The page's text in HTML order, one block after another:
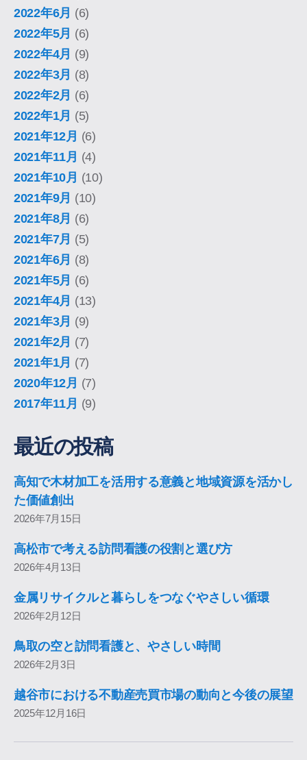
2022年6月 (6)
2022年5月 (6)
2022年4月 (9)
2022年3月 (8)
2022年2月 (6)
2022年1月 (5)
2021年12月 (6)
2021年11月 (4)
2021年10月 (10)
2021年9月 (10)
2021年8月 (6)
2021年7月 (5)
2021年6月 (8)
2021年5月 (6)
2021年4月 (13)
2021年3月 (9)
2021年2月 (7)
2021年1月 (7)
2020年12月 (7)
2017年11月 (9)
最近の投稿
高知で木材加工を活用する意義と地域資源を活かし
た価値創出
2026年7月15日
高松市で考える訪問看護の役割と選び方
2026年4月13日
金属リサイクルと暮らしをつなぐやさしい循環
2026年2月12日
鳥取の空と訪問看護と、やさしい時間
2026年2月3日
越谷市における不動産売買市場の動向と今後の展望
2025年12月16日